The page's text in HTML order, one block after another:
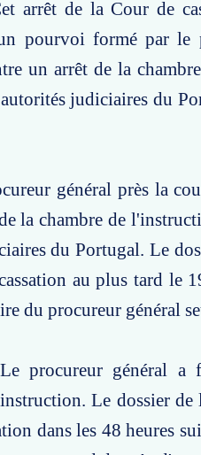
arrêt de la Cour de
pourvoi formé par
un arrêt de la
judiciaires du
général près la
la chambre de
du Portugal. Le
au plus tard le
du procureur général
procureur général
Le dossier
dans les 48 heures